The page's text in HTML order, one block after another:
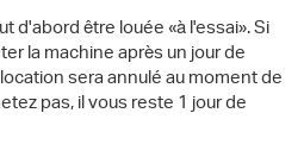
d'abord être louée «à l'essai». Si
la machine après un jour de
sera annulé au moment de
pas, il vous reste 1 jour de